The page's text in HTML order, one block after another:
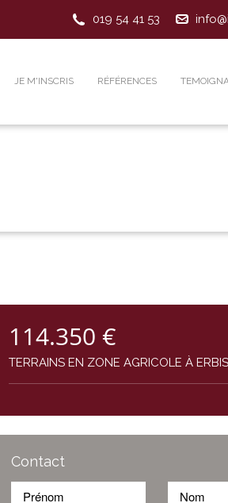
019 54 41 53
JE M'INSCRIS RÉFÉRENCES
114.350 €
TERRAINS EN ZONE AGRICOLE À
Contact